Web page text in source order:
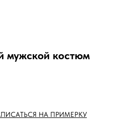
мужской костюм
НА ПРИМЕРКУ